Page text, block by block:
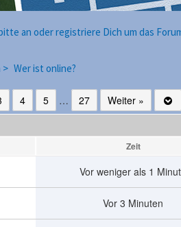
an oder registriere Dich um das
> Wer ist online?
4 5 … 27 Weiter »
Zeit
Vor weniger als 1
Vor 3 Minuten